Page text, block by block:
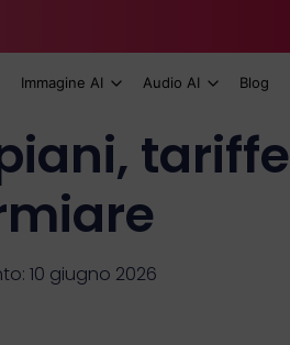
Immagine AI Audio AI Blog
tariffe
10 giugno 2026